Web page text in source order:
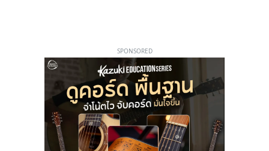
SPONSORED